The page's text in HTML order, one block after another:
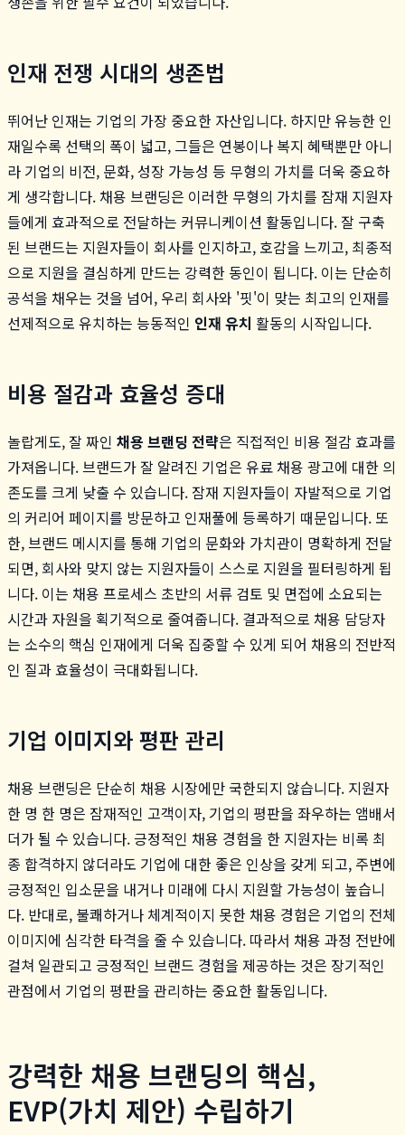
인재 전쟁 시대의 생존법
뛰어난 인재는 기업의 가장 중요한 자산입니다. 하지만 유능한 인
재일수록 선택의 폭이 넓고, 그들은 연봉이나 복지 혜택뿐만 아니
라 기업의 비전, 문화, 성장 가능성 등 무형의 가치를 더욱 중요하
게 생각합니다. 채용 브랜딩은 이러한 무형의 가치를 잠재 지원자
들에게 효과적으로 전달하는 커뮤니케이션 활동입니다. 잘 구축
된 브랜드는 지원자들이 회사를 인지하고, 호감을 느끼고, 최종적
으로 지원을 결심하게 만드는 강력한 동인이 됩니다. 이는 단순히
공석을 채우는 것을 넘어, 우리 회사와 '핏'이 맞는 최고의 인재를
선제적으로 유치하는 능동적인 인재 유치 활동의 시작입니다.
비용 절감과 효율성 증대
놀랍게도, 잘 짜인 채용 브랜딩 전략은 직접적인 비용 절감 효과를
가져옵니다. 브랜드가 잘 알려진 기업은 유료 채용 광고에 대한 의
존도를 크게 낮출 수 있습니다. 잠재 지원자들이 자발적으로 기업
의 커리어 페이지를 방문하고 인재풀에 등록하기 때문입니다. 또
한, 브랜드 메시지를 통해 기업의 문화와 가치관이 명확하게 전달
되면, 회사와 맞지 않는 지원자들이 스스로 지원을 필터링하게 됩
니다. 이는 채용 프로세스 초반의 서류 검토 및 면접에 소요되는
시간과 자원을 획기적으로 줄여줍니다. 결과적으로 채용 담당자
는 소수의 핵심 인재에게 더욱 집중할 수 있게 되어 채용의 전반적
인 질과 효율성이 극대화됩니다.
기업 이미지와 평판 관리
채용 브랜딩은 단순히 채용 시장에만 국한되지 않습니다. 지원자
한 명 한 명은 잠재적인 고객이자, 기업의 평판을 좌우하는 앰배서
더가 될 수 있습니다. 긍정적인 채용 경험을 한 지원자는 비록 최
종 합격하지 않더라도 기업에 대한 좋은 인상을 갖게 되고, 주변에
긍정적인 입소문을 내거나 미래에 다시 지원할 가능성이 높습니
다. 반대로, 불쾌하거나 체계적이지 못한 채용 경험은 기업의 전체
이미지에 심각한 타격을 줄 수 있습니다. 따라서 채용 과정 전반에
걸쳐 일관되고 긍정적인 브랜드 경험을 제공하는 것은 장기적인
관점에서 기업의 평판을 관리하는 중요한 활동입니다.
강력한 채용 브랜딩의 핵심,
EVP(가치 제안) 수립하기